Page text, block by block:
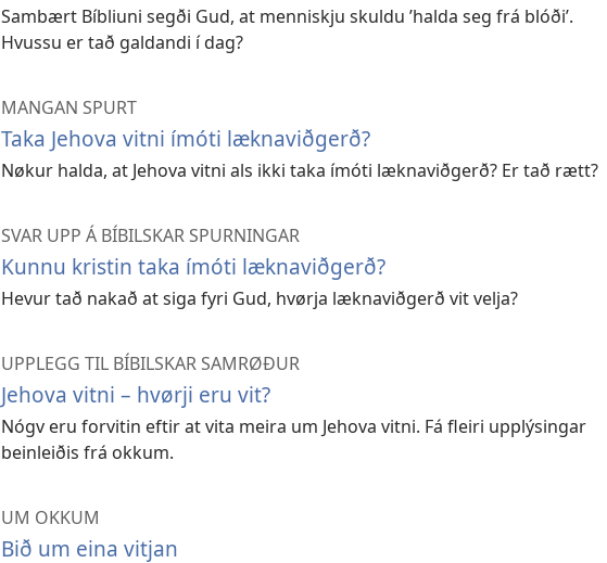
Sambært Bíbliuni segði Gud, at menniskju skuldu ’halda seg frá blóði’.
Hvussu er tað galdandi í dag?
MANGAN SPURT
Taka Jehova vitni ímóti læknaviðgerð?
Nøkur halda, at Jehova vitni als ikki taka ímóti læknaviðgerð? Er tað rætt?
SVAR UPP Á BÍBILSKAR SPURNINGAR
Kunnu kristin taka ímóti læknaviðgerð?
Hevur tað nakað at siga fyri Gud, hvørja læknaviðgerð vit velja?
UPPLEGG TIL BÍBILSKAR SAMRØÐUR
Jehova vitni – hvørji eru vit?
Nógv eru forvitin eftir at vita meira um Jehova vitni. Fá fleiri upplýsingar
beinleiðis frá okkum.
UM OKKUM
Bið um eina vitjan